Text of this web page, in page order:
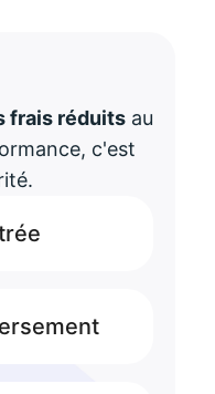
frais réduits au
c'est